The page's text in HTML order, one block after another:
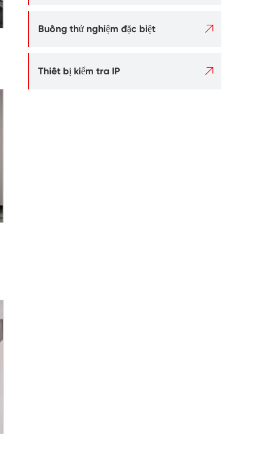
Buồng thử nghiệm đặc biệt 
Thiết bị kiểm tra IP 